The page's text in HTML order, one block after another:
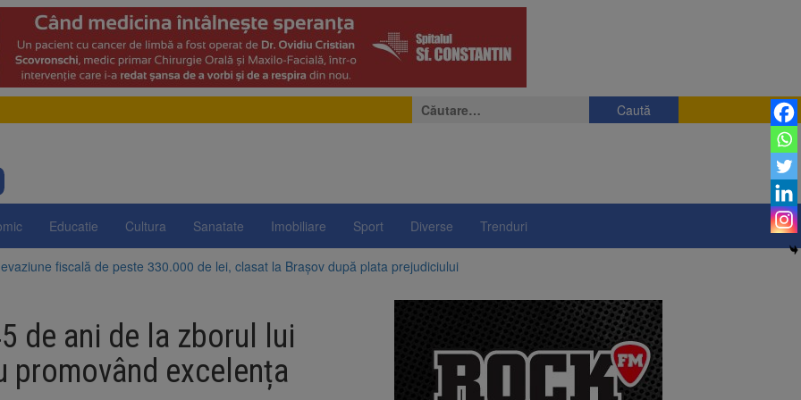
Caută
după:
Educatie Cultura Sanatate Imobiliare Sport Diverse Trenduri
fiscală de peste 330.000 de lei, clasat la Brașov după plata prejudiciului
Brașov amenință cu sistarea plăților către Brai-Cata și Comprest. Motivul: platforme de gunoi
de lângă Piața Star din Brașov au fost demolate
Belvedere de pe Tâmpa intră în renovare. Contract de peste 1 milion de lei și termen de trei
de ani de la zborul lui
promovând excelența